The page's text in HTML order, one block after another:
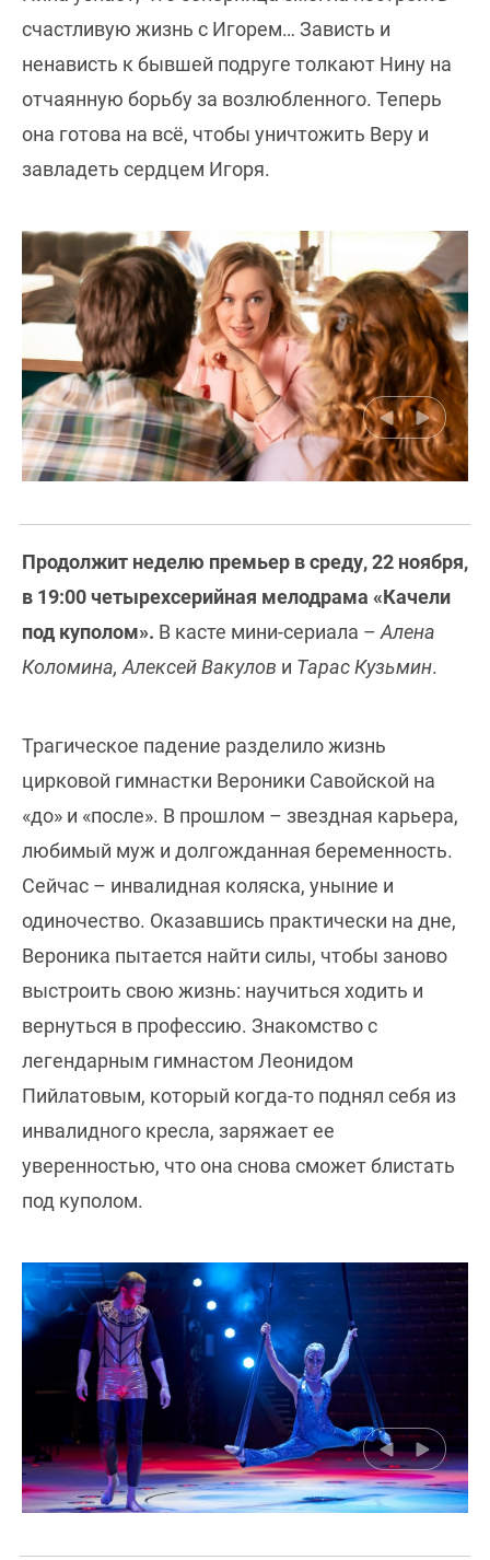
счастливую жизнь с Игорем… Зависть и
ненависть к бывшей подруге толкают Нину на
отчаянную борьбу за возлюбленного. Теперь
она готова на всё, чтобы уничтожить Веру и
завладеть сердцем Игоря.
Продолжит неделю премьер в среду, 22 ноября,
в 19:00 четырехсерийная мелодрама «Качели
под куполом». В касте мини-сериала – Алена
Коломина, Алексей Вакулов и Тарас Кузьмин.
Трагическое падение разделило жизнь
цирковой гимнастки Вероники Савойской на
«до» и «после». В прошлом – звездная карьера,
любимый муж и долгожданная беременность.
Сейчас – инвалидная коляска, уныние и
одиночество. Оказавшись практически на дне,
Вероника пытается найти силы, чтобы заново
выстроить свою жизнь: научиться ходить и
вернуться в профессию. Знакомство с
легендарным гимнастом Леонидом
Пийлатовым, который когда-то поднял себя из
инвалидного кресла, заряжает ее
уверенностью, что она снова сможет блистать
под куполом.